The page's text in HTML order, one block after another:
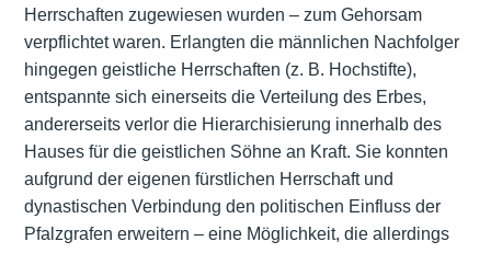
Herrschaften zugewiesen wurden – zum Gehorsam
verpflichtet waren. Erlangten die männlichen Nachfolger
hingegen geistliche Herrschaften (z. B. Hochstifte),
entspannte sich einerseits die Verteilung des Erbes,
andererseits verlor die Hierarchisierung innerhalb des
Hauses für die geistlichen Söhne an Kraft. Sie konnten
aufgrund der eigenen fürstlichen Herrschaft und
dynastischen Verbindung den politischen Einfluss der
Pfalzgrafen erweitern – eine Möglichkeit, die allerdings